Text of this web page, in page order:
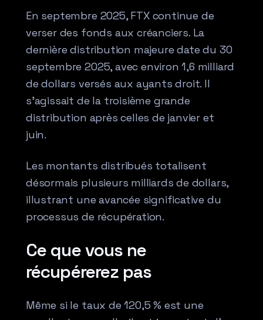
En septembre 2025, FTX continue de
verser des fonds aux créanciers. La
dernière distribution majeure date du 30
septembre 2025, avec environ 1,6 milliard
de dollars versés aux ayants droit. Il
s’agissait de la troisième grande
distribution après celles de janvier et
juin.
Les montants distribués totalisent
désormais plusieurs milliards de dollars,
illustrant une avancée significative du
processus de récupération.
Ce que vous ne
récupérerez pas
Même si le taux de 120,5 % est une